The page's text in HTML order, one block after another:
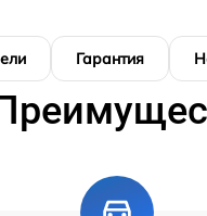
Гарантия